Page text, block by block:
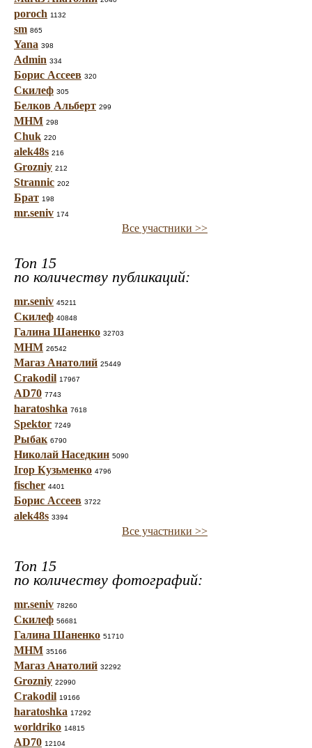
poroch 1132
sm 865
Yana 398
Admin 334
Борис Ассеев 320
Скилеф 305
Белков Альберт 299
МНМ 298
Chuk 220
alek48s 216
Grozniy 212
Strannic 202
Брат 198
mr.seniv 174
Все участники >>
Топ 15
по количеству публикаций:
mr.seniv 45211
Скилеф 40848
Галина Шаненко 32703
МНМ 26542
Магаз Анатолий 25449
Crakodil 17967
AD70 7743
haratoshka 7618
Spektor 7249
Рыбак 6790
Николай Наседкин 5090
Ігор Кузьменко 4796
fischer 4401
Борис Ассеев 3722
alek48s 3394
Все участники >>
Топ 15
по количеству фотографий:
mr.seniv 78260
Скилеф 56681
Галина Шаненко 51710
МНМ 35166
Магаз Анатолий 32292
Grozniy 22990
Crakodil 19166
haratoshka 17292
worldriko 14815
AD70 12104